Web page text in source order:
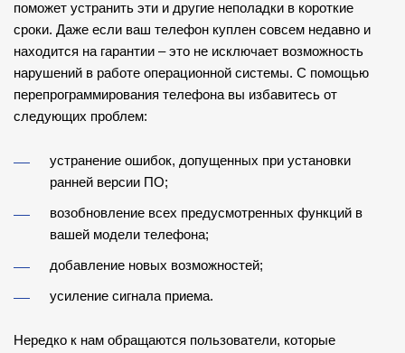
поможет устранить эти и другие неполадки в короткие
сроки. Даже если ваш телефон куплен совсем недавно и
находится на гарантии – это не исключает возможность
нарушений в работе операционной системы. С помощью
перепрограммирования телефона вы избавитесь от
следующих проблем:
устранение ошибок, допущенных при установки
ранней версии ПО;
возобновление всех предусмотренных функций в
вашей модели телефона;
добавление новых возможностей;
усиление сигнала приема.
Нередко к нам обращаются пользователи, которые